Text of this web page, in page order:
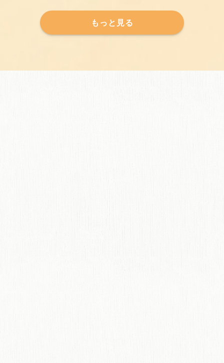
もっと見る